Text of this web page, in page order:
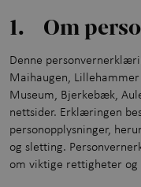
Planlegg
Hva skjer?
1. Om
Denne
Maihaugen, Lillehammer
Museum, Bjerkebæk,
nettsider. Erklæringen
personopplysninger,
og sletting.
om viktige rettigheter og